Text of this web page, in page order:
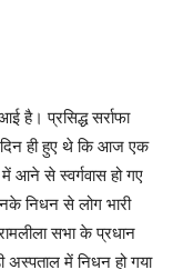
प्रसिद्ध सर्राफा
ही हुए थे कि आज एक
में आने से स्वर्गवास हो गए
निधन से लोग भारी
सभा के प्रधान
अस्पताल में निधन हो गया